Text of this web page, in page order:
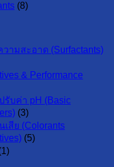
(8)
ามสะอาด (Surfactants)
& Performance
รับค่า pH (Basic
(3)
สีย (Colorants
(5)